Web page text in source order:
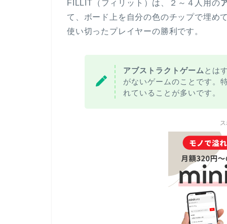
FILLIT（フィリット）は、２～４人用の
て、ボード上を自分の色のチップで埋め
使い切ったプレイヤーの勝利です。
アブストラクトゲーム とは
がないゲームのことです。
れていることが多いです。